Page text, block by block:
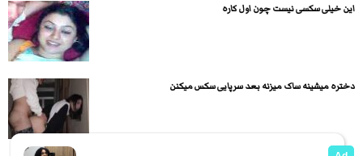
این خیلی سکسی نیست چون اول کاره
دختره میشینه ساک میزنه بعد سرپایی سکس میکنن